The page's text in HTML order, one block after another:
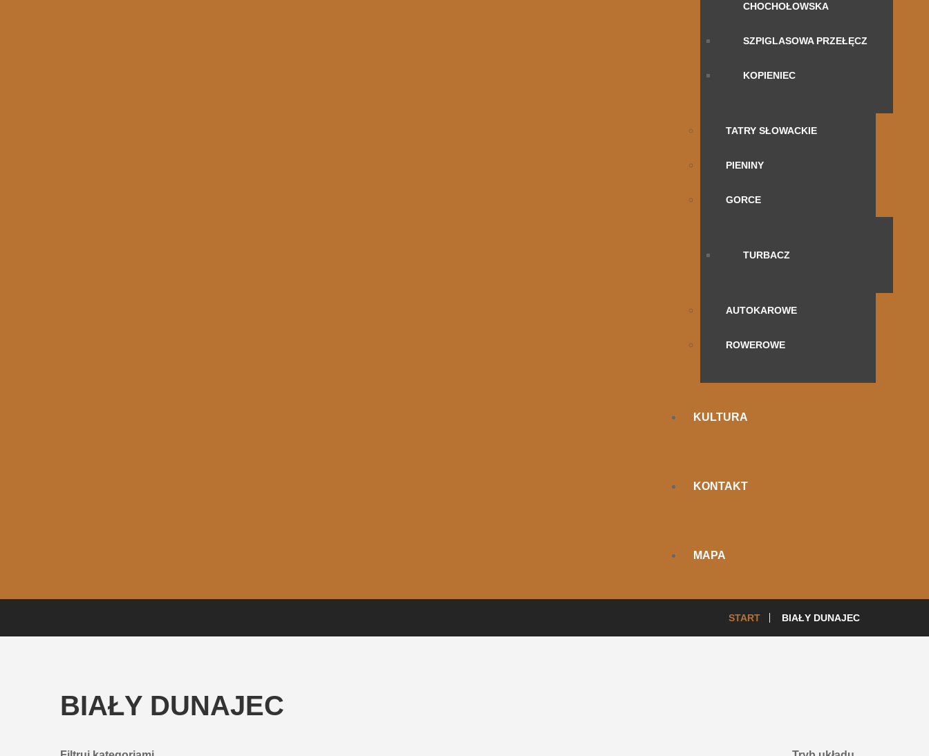
CHOCHOŁOWSKA
SZPIGLASOWA PRZEŁĘCZ
KOPIENIEC
TATRY SŁOWACKIE
PIENINY
GORCE
TURBACZ
AUTOKAROWE
ROWEROWE
KULTURA
KONTAKT
MAPA
START BIAŁY DUNAJEC
BIAŁY DUNAJEC